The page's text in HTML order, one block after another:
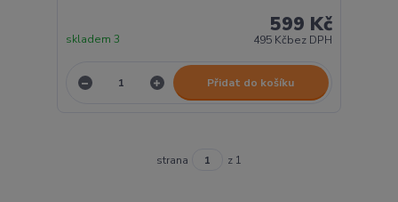
599 Kč
495 Kčbez DPH
skladem 3
Přidat do košíku
strana z 1